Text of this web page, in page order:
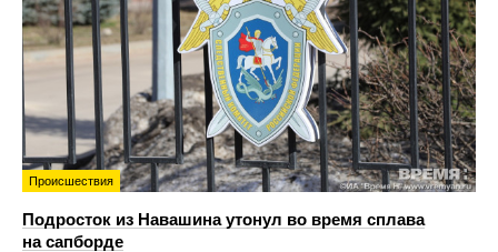
Происшествия
Подросток из Навашина утонул во время сплава
на сапборде